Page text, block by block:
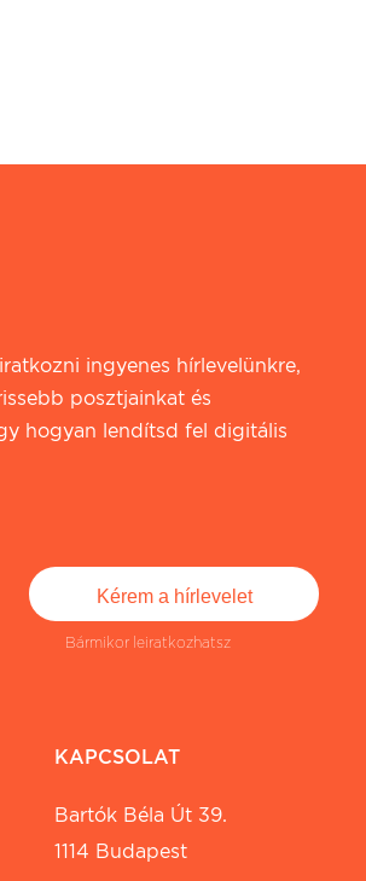
ingyenes hírlevelünkre,
posztjainkat és
hogyan lendítsd fel digitális
Bármikor leiratkozhatsz
KAPCSOLAT
Bartók Béla Út 39.
1114 Budapest